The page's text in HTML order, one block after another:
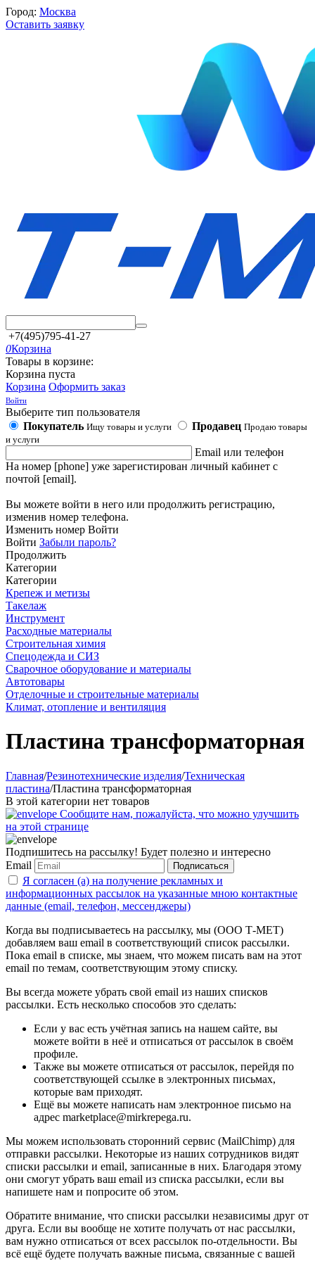
Город: Москва
Оставить заявку
+7(495)795-41-27
0Корзина
Товары в корзине:
Корзина пуста
Корзина Оформить заказ
Войти
Выберите тип пользователя
Покупатель Ищу товары и услуги Продавец Продаю товары
и услуги
Email или телефон
На номер [phone] уже зарегистирован личный кабинет с
почтой [email].
Вы можете войти в него или продолжить регистрацию,
изменив номер телефона.
Изменить номер Войти
Войти Забыли пароль?
Продолжить
Категории
Категории
Крепеж и метизы
Такелаж
Инструмент
Расходные материалы
Строительная химия
Спецодежда и СИЗ
Сварочное оборудование и материалы
Автотовары
Отделочные и строительные материалы
Климат, отопление и вентиляция
Пластина трансформаторная
Главная/Резинотехнические изделия/Техническая
пластина/Пластина трансформаторная
В этой категории нет товаров
Сообщите нам, пожалуйста, что можно улучшить
на этой странице
Подпишитесь на рассылку! Будет полезно и интересно
Email
Подписаться
Я согласен (а) на получение рекламных и
информационных рассылок на указанные мною контактные
данные (email, телефон, мессенджеры)
Когда вы подписываетесь на рассылку, мы (ООО Т-МЕТ)
добавляем ваш email в соответствующий список рассылки.
Пока email в списке, мы знаем, что можем писать вам на этот
email по темам, соответствующим этому списку.
Вы всегда можете убрать свой email из наших списков
рассылки. Есть несколько способов это сделать:
Если у вас есть учётная запись на нашем сайте, вы
можете войти в неё и отписаться от рассылок в своём
профиле.
Также вы можете отписаться от рассылок, перейдя по
соответствующей ссылке в электронных письмах,
которые вам приходят.
Ещё вы можете написать нам электронное письмо на
адрес marketplace@mirkrepega.ru.
Мы можем использовать сторонний сервис (MailChimp) для
отправки рассылки. Некоторые из наших сотрудников видят
списки рассылки и email, записанные в них. Благодаря этому
они смогут убрать ваш email из списка рассылки, если вы
напишете нам и попросите об этом.
Обратите внимание, что списки рассылки независимы друг от
друга. Если вы вообще не хотите получать от нас рассылки,
вам нужно отписаться от всех рассылок по-отдельности. Вы
всё ещё будете получать важные письма, связанные с вашей